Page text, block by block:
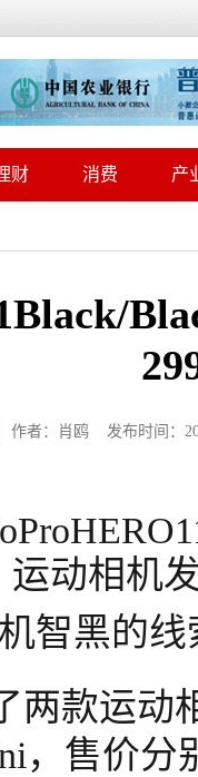
财 消费 产
作者：肖鸥 发布时间：
智黑的线
两款运动
，售价分